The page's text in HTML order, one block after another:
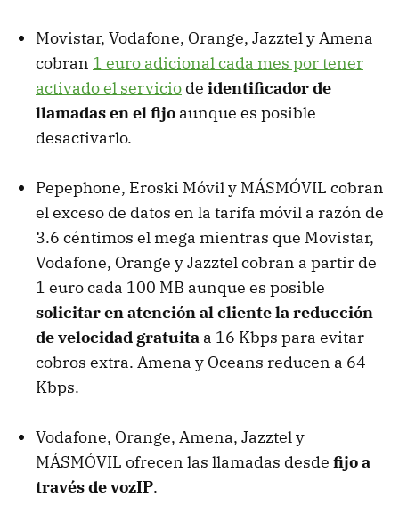
Movistar, Vodafone, Orange, Jazztel y Amena
cobran 1 euro adicional cada mes por tener
activado el servicio de identificador de
llamadas en el fijo aunque es posible
desactivarlo.
Pepephone, Eroski Móvil y MÁSMÓVIL cobran
el exceso de datos en la tarifa móvil a razón de
3.6 céntimos el mega mientras que Movistar,
Vodafone, Orange y Jazztel cobran a partir de
1 euro cada 100 MB aunque es posible
solicitar en atención al cliente la reducción
de velocidad gratuita a 16 Kbps para evitar
cobros extra. Amena y Oceans reducen a 64
Kbps.
Vodafone, Orange, Amena, Jazztel y
MÁSMÓVIL ofrecen las llamadas desde fijo a
través de vozIP.